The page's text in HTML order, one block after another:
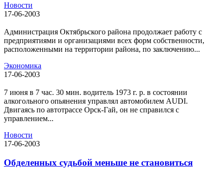
Новости
17-06-2003
Администрация Октябрьского района продолжает работу с
предприятиями и организациями всех форм собственности,
расположенными на территории района, по заключению...
Экономика
17-06-2003
7 июня в 7 час. 30 мин. водитель 1973 г. р. в состоянии
алкогольного опьянения управлял автомобилем АUDI.
Двигаясь по автотрассе Орск-Гай, он не справился с
управлением...
Новости
17-06-2003
Обделенных судьбой меньше не становиться